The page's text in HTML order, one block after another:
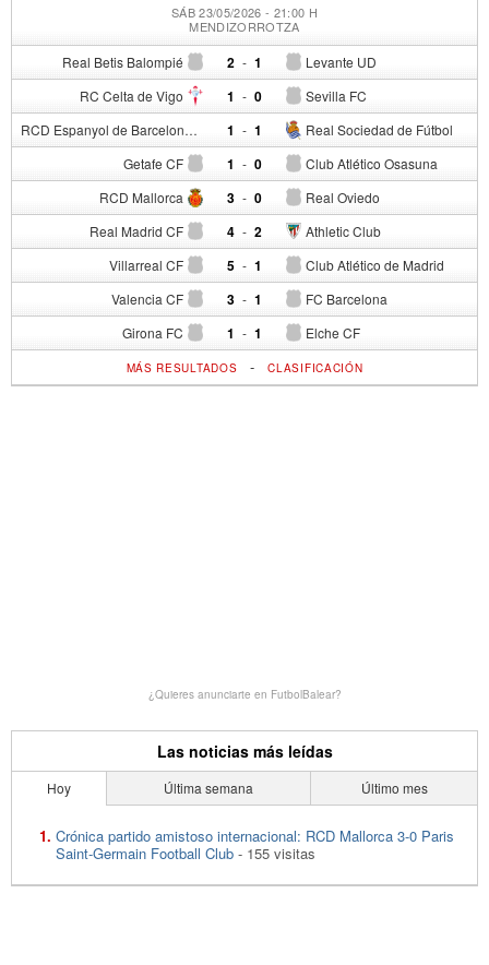
SÁB 23/05/2026 - 21:00 H
MENDIZORROTZA
Real Betis Balompié 2 - Levante UD
1
RC Celta de Vigo 1 - Sevilla FC
0
RCD Espanyol de Barcelona 1 - Real Sociedad de Fútbol
1
Getafe CF 1 - Club Atlético Osasuna
0
RCD Mallorca 3 - Real Oviedo
0
Real Madrid CF 4 - Athletic Club
2
Villarreal CF 5 - Club Atlético de Madrid
1
Valencia CF 3 - FC Barcelona
1
Girona FC 1 - Elche CF
1
MÁS RESULTADOS -CLASIFICACIÓN
¿Quieres anunciarte en FutbolBalear?
Las noticias más leídas
Hoy Última semana Último mes
Crónica partido amistoso internacional: RCD Mallorca 3-0 Paris
Saint-Germain Football Club - 155 visitas